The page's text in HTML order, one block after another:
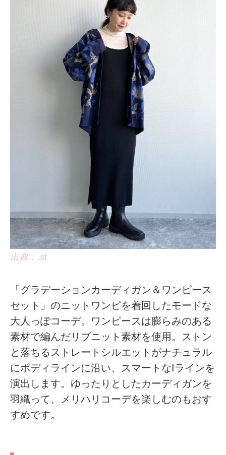
出典：.st
「グラデーションカーディガン＆ワンピース
セット」のニットワンピを着回したモードな
大人っぽコーデ。ワンピースは膨らみのある
素材で編んだリブニット素材を使用。ストン
と落ちるストレートシルエットがナチュラル
にボディラインに沿い、スマートなIラインを
演出します。ゆったりとしたカーディガンを
羽織って、メリハリコーデを楽しむのもおす
すめです。